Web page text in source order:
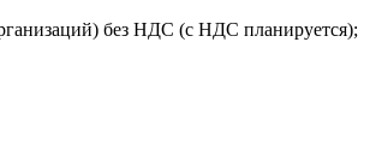
без НДС (с НДС планируется);